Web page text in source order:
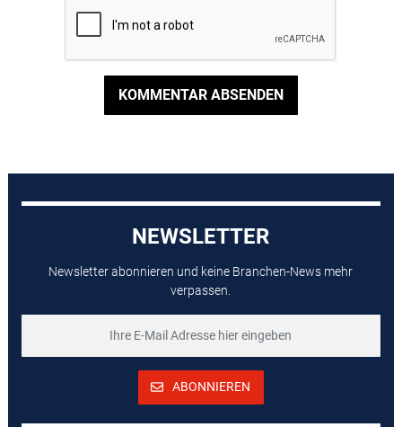
KOMMENTAR ABSENDEN
NEWSLETTER
Newsletter abonnieren und keine Branchen-News mehr
verpassen.
ABONNIEREN